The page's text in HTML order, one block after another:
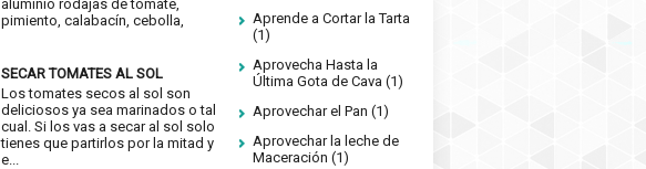
aluminio rodajas de tomate,
pimiento, calabacín, cebolla,
SECAR TOMATES AL SOL
Los tomates secos al sol son
deliciosos ya sea marinados o tal
cual. Si los vas a secar al sol solo
tienes que partirlos por la mitad y
e...
Aprende a Cortar la Tarta
(1)
Aprovecha Hasta la
Última Gota de Cava (1)
Aprovechar el Pan (1)
Aprovechar la leche de
Maceración (1)